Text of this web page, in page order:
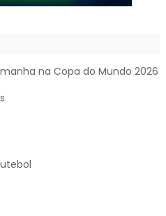
na Copa do Mundo 2026